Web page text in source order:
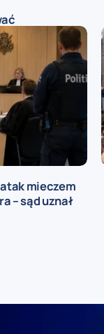
mieczem
– sąd uznał